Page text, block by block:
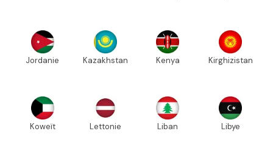
Jordanie Kazakhstan Kenya Kirghizistan
Koweït Lettonie Liban Libye